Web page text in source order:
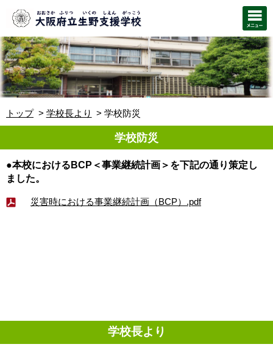
トップ 学校長より 学校防災
学校防災
●本校におけるBCP＜事業継続計画＞を下記の通り策定し
ました。
災害時における事業継続計画（BCP）.pdf
学校長より